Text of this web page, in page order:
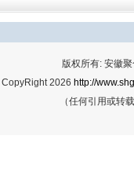
版权所有: 安徽
CopyRight 2026 http://
（任何引用或转